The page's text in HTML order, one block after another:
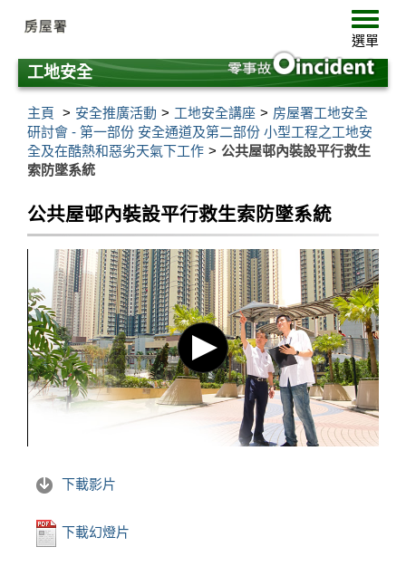
要
內
選
單
選單
工地安全
主頁 安全推廣活動 工地安全講座
房屋署工地安全
研討會 - 第一部份 安全通道及第二部份 小型工程之工地安
全及在酷熱和惡劣天氣下工作
公共屋邨內裝設平行救生
索防墜系統
公共屋邨內裝設平行救生索防墜系統
下載影片
下載幻燈片